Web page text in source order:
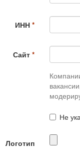
ИНН
Сайт
Не
Логотип